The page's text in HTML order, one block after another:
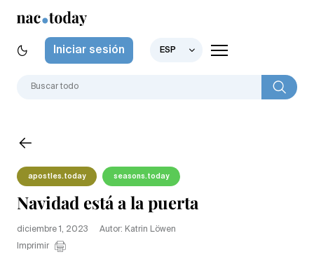
Iniciar sesión ESP
apostles.today seasons.today
Navidad está a la puerta
diciembre 1, 2023
Autor: Katrin Löwen
Imprimir